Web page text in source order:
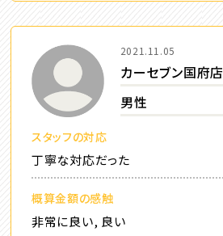
2021.11.05
カーセブン国府店
男性
スタッフの対応
丁寧な対応だった
概算金額の感触
非常に良い, 良い